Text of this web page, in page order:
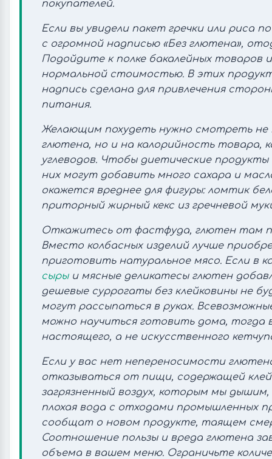
покупателей.
Если вы увидели пакет гречки или риса
с огромной надписью «Без глютена»,
Подойдите к полке бакалейных товаров
нормальной стоимостью. В этих
надпись сделана для привлечения
питания.
Желающим похудеть нужно смотреть не
глютена, но и на калорийность товара,
углеводов. Чтобы диетические
них могут добавить много сахара и
окажется вреднее для фигуры: ломтик
приторный жирный кекс из гречневой
Откажитесь от фастфуда, глютен там
Вместо колбасных изделий лучше
приготовить натуральное мясо. Если в
сырыи мясные деликатесы глютен
дешевые суррогаты без клейковины не
могут рассыпаться в руках.
можно научиться готовить дома, тогда
настоящего, а не искусственного
Если у вас нет непереносимости
отказываться от пищи, содержащей
загрязненный воздух, которым мы
плохая вода с отходами промышленных
сообщат о новом продукте, таящем
Соотношение пользы и вреда глютена
объема в вашем меню. Ограничьте